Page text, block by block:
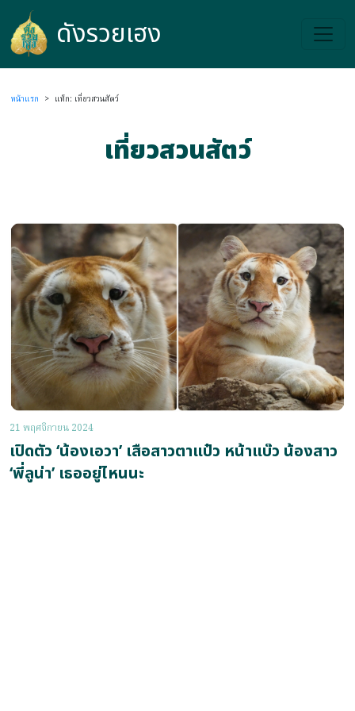
ดังรวยเฮง
ดังรวยเฮง
หน้าแรก > แท็ก: เที่ยวสวนสัตว์
เที่ยวสวนสัตว์
21 พฤศจิกายน 2024
เปิดตัว ‘น้องเอวา’ เสือสาวตาแป๋ว หน้าแบ๊ว น้องสาว
‘พี่ลูน่า’ เธออยู่ไหนนะ